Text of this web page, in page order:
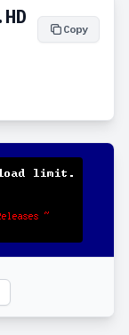
Copy